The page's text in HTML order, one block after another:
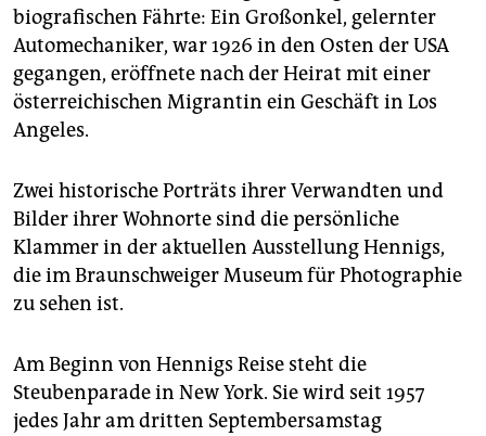
biografischen Fährte: Ein Großonkel, gelernter
Automechaniker, war 1926 in den Osten der USA
gegangen, eröffnete nach der Heirat mit einer
österreichischen Migrantin ein Geschäft in Los
Angeles.
Zwei historische Porträts ihrer Verwandten und
Bilder ihrer Wohnorte sind die persönliche
Klammer in der aktuellen Ausstellung Hennigs,
die im Braunschweiger Museum für Photographie
zu sehen ist.
Am Beginn von Hennigs Reise steht die
Steubenparade in New York. Sie wird seit 1957
jedes Jahr am dritten Septembersamstag